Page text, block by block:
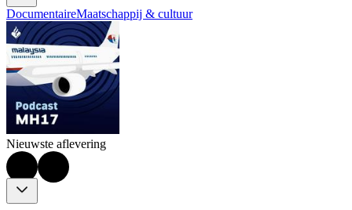
DocumentaireMaatschappij & cultuur
Nieuwste aflevering